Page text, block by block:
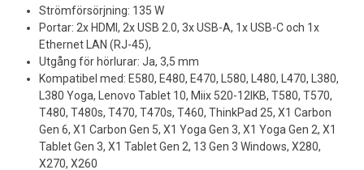
Strömförsörjning: 135 W
Portar: 2x HDMI, 2x USB 2.0, 3x USB-A, 1x USB-C och 1x
Ethernet LAN (RJ-45),
Utgång för hörlurar: Ja, 3,5 mm
Kompatibel med: E580, E480, E470, L580, L480, L470, L380,
L380 Yoga, Lenovo Tablet 10, Miix 520-12IKB, T580, T570,
T480, T480s, T470, T470s, T460, ThinkPad 25, X1 Carbon
Gen 6, X1 Carbon Gen 5, X1 Yoga Gen 3, X1 Yoga Gen 2, X1
Tablet Gen 3, X1 Tablet Gen 2, 13 Gen 3 Windows, X280,
X270, X260